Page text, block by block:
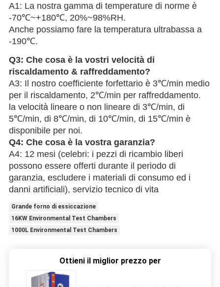
A1: La nostra gamma di temperature di norme è
-70℃~+180℃, 20%~98%RH.
Anche possiamo fare la temperatura ultrabassa a
-190℃.
Q3: Che cosa è la vostri velocità di
riscaldamento & raffreddamento?
A3: Il nostro coefficiente forfettario è 3℃/min medio
per il riscaldamento, 2℃/min per raffreddamento.
la velocità lineare o non lineare di 3℃/min, di
5℃/min, di 8℃/min, di 10℃/min, di 15℃/min è
disponibile per noi.
Q4: Che cosa è la vostra garanzia?
A4: 12 mesi (celebri: i pezzi di ricambio liberi
possono essere offerti durante il periodo di
garanzia, escludere i materiali di consumo ed i
danni artificiali), servizio tecnico di vita
Grande forno di essiccazione
16KW Environmental Test Chambers
1000L Environmental Test Chambers
Ottieni il miglior prezzo per